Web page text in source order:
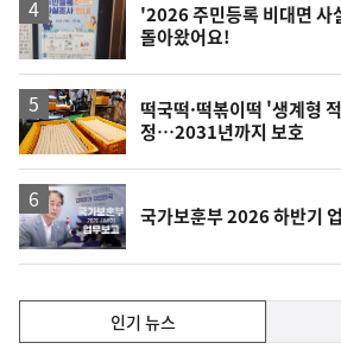
'2026 주민등록 비대면 사
돌아왔어요!
떡국떡·떡볶이떡 '생계형
정…2031년까지 보호
영
상
국가보훈부 2026 하반기
기,
인기 뉴스